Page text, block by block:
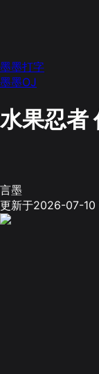
墨墨打字
墨墨OJ
水果忍者
言墨
更新于2026-07-10